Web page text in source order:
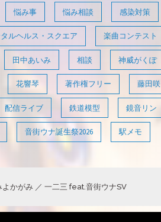
悩み事 悩み相談 感染対策
ルヘルス・スクエア 楽曲コンテスト
田中あいみ 相談 神威がくぽ
花響琴 著作権フリー 藤田咲
配信ライブ 鉄道模型 鏡音リン
音街ウナ誕生祭2026 駅メモ
よかがみ ／ 一二三 feat.音街ウナSV